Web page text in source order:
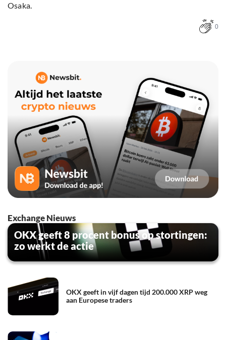
Osaka.
0
Exchange Nieuws
OKX geeft 8 procent bonus op stortingen:
zo werkt de actie
OKX geeft in vijf dagen tijd 200.000 XRP weg
aan Europese traders